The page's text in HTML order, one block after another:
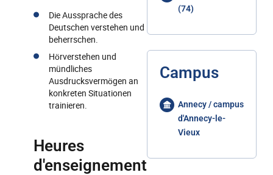
Die Aussprache des
Deutschen verstehen und
beherrschen.
Hörverstehen und
mündliches
Ausdrucksvermögen an
konkreten Situationen
trainieren.
Heures
d'enseignement
(74)
Campus
Annecy / campus
d'Annecy-le-
Vieux